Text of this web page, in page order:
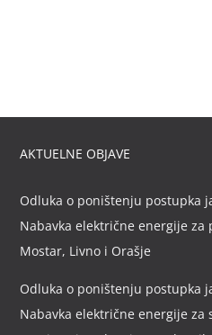
AKTUELNE OBJAVE
Odluka o poništenju postupka
Nabavka električne energije za
Mostar, Livno i Orašje
Odluka o poništenju postupka
Nabavka električne energije za